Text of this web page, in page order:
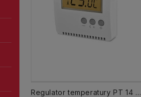
Regulator temperatury PT 14 termostat elektroniczny